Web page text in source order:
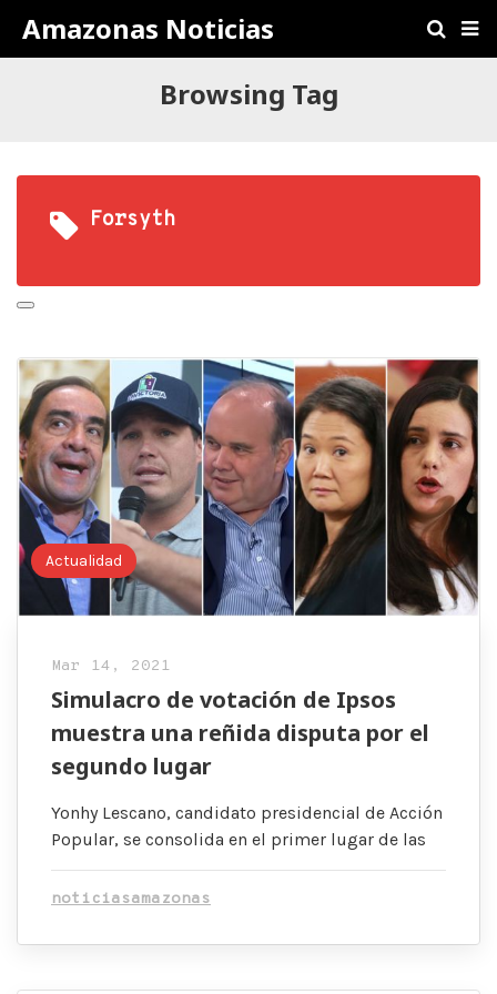
Amazonas Noticias
Browsing Tag
Forsyth
Actualidad
Mar 14, 2021
Simulacro de votación de Ipsos
muestra una reñida disputa por el
segundo lugar
Yonhy Lescano, candidato presidencial de Acción
Popular, se consolida en el primer lugar de las
noticiasamazonas